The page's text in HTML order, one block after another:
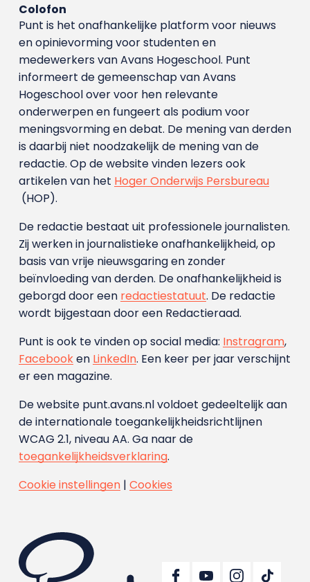
Colofon
Punt is het onafhankelijke platform voor nieuws
en opinievorming voor studenten en
medewerkers van Avans Hoge­school. Punt
informeert de gemeenschap van Avans
Hogeschool over voor hen relevante
onderwerpen en fungeert als podium voor
meningsvorming en debat. De mening van derden
is daarbij niet noodzakelijk de mening van de
redactie. Op de website vinden lezers ook
artikelen van het Hoger Onderwijs Persbureau
(HOP).
De redactie bestaat uit professionele journalisten.
Zij werken in journalistieke onafhankelijkheid, op
basis van vrije nieuwsgaring en zonder
beïnvloeding van derden. De onafhankelijkheid is
geborgd door een redactiestatuut. De redactie
wordt bijgestaan door een Redactieraad.
Punt is ook te vinden op social media: Instragram,
Facebooken LinkedIn. Een keer per jaar verschijnt
er een magazine.
De website punt.avans.nl voldoet gedeeltelijk aan
de internationale toegankelijkheidsrichtlijnen
WCAG 2.1, niveau AA. Ga naar de
toegankelijkheidsverklaring.
Cookie instellingen| Cookies